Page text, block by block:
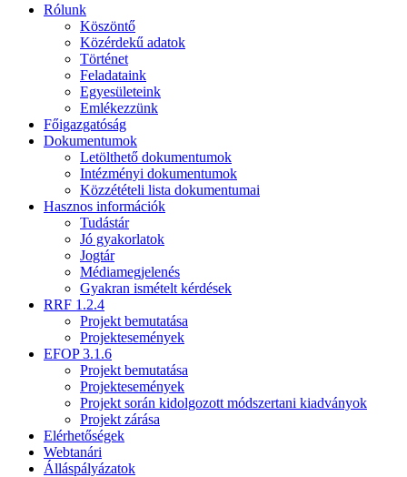
Rólunk
Köszöntő
Közérdekű adatok
Történet
Feladataink
Egyesületeink
Emlékezzünk
Főigazgatóság
Dokumentumok
Letölthető dokumentumok
Intézményi dokumentumok
Közzétételi lista dokumentumai
Hasznos információk
Tudástár
Jó gyakorlatok
Jogtár
Médiamegjelenés
Gyakran ismételt kérdések
RRF 1.2.4
Projekt bemutatása
Projektesemények
EFOP 3.1.6
Projekt bemutatása
Projektesemények
Projekt során kidolgozott módszertani kiadványok
Projekt zárása
Elérhetőségek
Webtanári
Álláspályázatok